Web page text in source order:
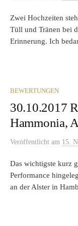
Zwei Hochzeiten
Tüll und Tränen bei
Erinnerung. Ich
BEWERTUNGEN
30.10.2017
Hammonia,
Veröffentlicht am 15.
Das wichtigste kurz
Performance
an der Alster in